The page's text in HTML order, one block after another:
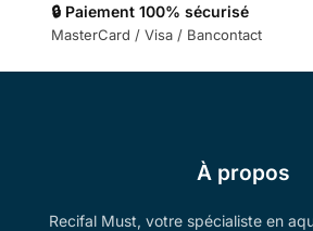
🔒 Paiement 100% sécurisé
MasterCard / Visa / Bancontact
À propos
Recifal Must, votre spécialiste en